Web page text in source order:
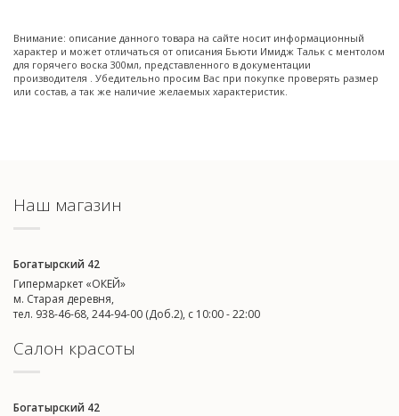
Внимание: описание данного товара на сайте носит информационный
характер и может отличаться от описания Бьюти Имидж Тальк с ментолом
для горячего воска 300мл, представленного в документации
производителя . Убедительно просим Вас при покупке проверять размер
или состав, а так же наличие желаемых характеристик.
Наш магазин
Богатырский 42
Гипермаркет «ОКЕЙ»
м. Старая деревня,
тел. 938-46-68, 244-94-00 (Доб.2), c 10:00 - 22:00
Салон красоты
Богатырский 42